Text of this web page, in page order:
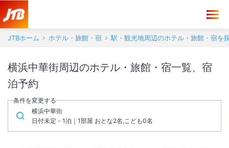
JTBホーム ホテル・旅館・宿 駅・観光地周辺のホテル・旅館・宿を
横浜中華街周辺のホテル・旅館・宿一覧、宿
泊予約
条件を変更する
横浜中華街
日付未定 - 1泊｜1部屋 おとな2名,こども0名